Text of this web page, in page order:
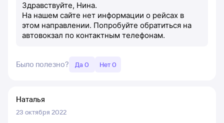
Здравствуйте, Нина.
На нашем сайте нет информации о рейсах в
этом направлении. Попробуйте обратиться на
автовокзал по контактным телефонам.
Было полезно? Да 0 Нет 0
Наталья
23 октября 2022